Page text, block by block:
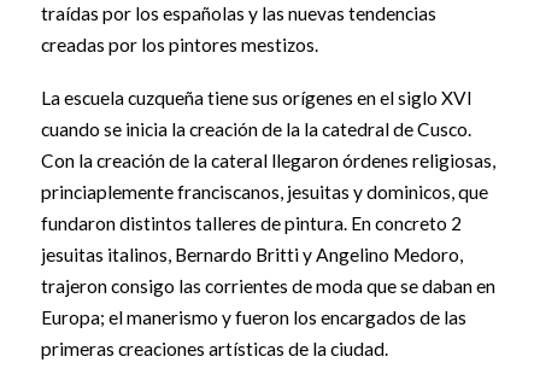
traídas por los españolas y las nuevas tendencias
creadas por los pintores mestizos.
La escuela cuzqueña tiene sus orígenes en el siglo XVI
cuando se inicia la creación de la la catedral de Cusco.
Con la creación de la cateral llegaron órdenes religiosas,
princiaplemente franciscanos, jesuitas y dominicos, que
fundaron distintos talleres de pintura. En concreto 2
jesuitas italinos, Bernardo Britti y Angelino Medoro,
trajeron consigo las corrientes de moda que se daban en
Europa; el manerismo y fueron los encargados de las
primeras creaciones artísticas de la ciudad.